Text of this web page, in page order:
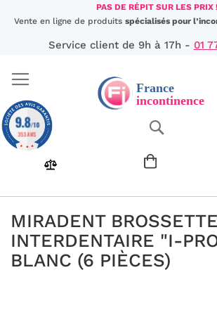
Aller
au
PAS DE RÉPIT SUR LES PRIX !
Vente en ligne de produits spécialisés pour
Service client de 9h à 17h - 01
MIRADENT
INTERDENTAIRE "I-
BLANC (6 PIÈCES)
9.8/10
353 AVIS